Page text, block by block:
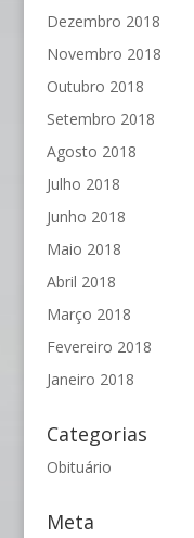
Dezembro 2018
Novembro 2018
Outubro 2018
Setembro 2018
Agosto 2018
Julho 2018
Junho 2018
Maio 2018
Abril 2018
Março 2018
Fevereiro 2018
Janeiro 2018
Categorias
Obituário
Meta